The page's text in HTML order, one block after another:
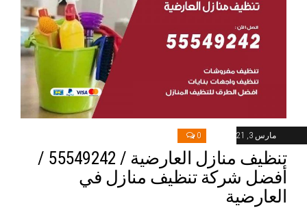
مارس 3, 2021 0
تنظيف منازل العارضية / 55549242 /
أفضل شركة تنظيف منازل في
العارضية